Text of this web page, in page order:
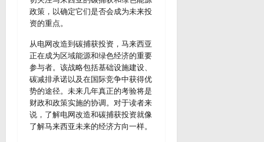
政策，以确定它们是否会成为未来投
资的重点。
从电网改造到碳捕获投资，马来西亚
正在成为区域能源和绿色经济的重要
参与者。该战略包括基础设施建设、
碳减排承诺以及在国际竞争中获得优
势的途径。未来几年真正的考验将是
财政和政策实施的协调。对于读者来
说，了解电网改造和碳捕获投资就像
了解马来西亚未来的经济方向一样。